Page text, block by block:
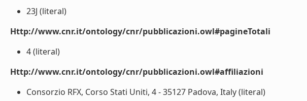
23J (literal)
Http://www.cnr.it/ontology/cnr/pubblicazioni.owl#pagineTotali
4 (literal)
Http://www.cnr.it/ontology/cnr/pubblicazioni.owl#affiliazioni
Consorzio RFX, Corso Stati Uniti, 4 - 35127 Padova, Italy (literal)